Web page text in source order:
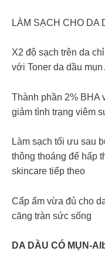
LÀM SẠCH CHO DA
X2 độ sạch trên da
với Toner da dầu
Thành phần 2% BHA
giảm tình trạng viêm
Làm sạch tối ưu sau
thông thoáng để hấp
skincare tiếp theo
Cấp ẩm vừa đủ cho
căng tràn sức sống
DA DẦU CÓ MỤN-